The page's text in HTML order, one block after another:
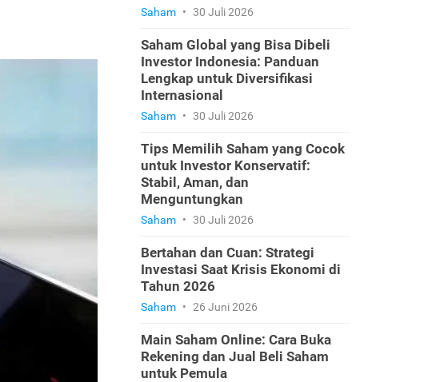
Saham • 30 Juli 2026
Saham Global yang Bisa Dibeli
Investor Indonesia: Panduan
Lengkap untuk Diversifikasi
Internasional
Saham • 30 Juli 2026
Tips Memilih Saham yang Cocok
untuk Investor Konservatif:
Stabil, Aman, dan
Menguntungkan
Saham • 30 Juli 2026
Bertahan dan Cuan: Strategi
Investasi Saat Krisis Ekonomi di
Tahun 2026
Saham • 26 Juni 2026
Main Saham Online: Cara Buka
Rekening dan Jual Beli Saham
untuk Pemula